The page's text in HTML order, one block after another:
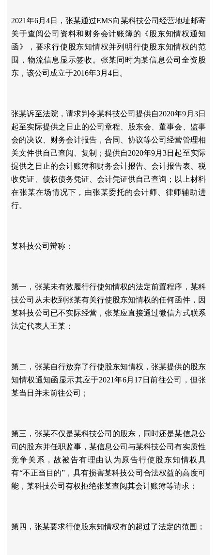
2021年6月4日，张某通过EMS向某科技公司经营地址邮寄
关于查阅公司资料和财务会计账簿的《股东知情权通知
函》，要求行使股东知情权并列明行使股东知情权的范
围，物流信息显示签收。张某同时为某信息公司全资股
东，该公司成立于2016年3月4日。
张某诉至法院，请求判令某科技公司提供自2020年9月3日
起至实际提供之日止的公司章程、股东会、董事会、监事
会的决议、财务会计报告，合同、协议等公司经营管理相
关文件供自己查阅、复制；提供自2020年9月3日起至实际
提供之日止的会计账簿和财务会计报告、会计报告表、税
收凭证、债权债务凭证、会计凭证供自己查询；以上材料
在张某在场情况下，由张某委托的会计师、律师辅助进
行。
某科技公司辩称：
第一，张某未有效履行行使知情权的法定前置程序，某科
技公司从未收到张某有关行使股东知情权的任何函件，因
某科技公司已不实际经营，张某应直接通过微信方式联系
法定代表人王某；
第二，张某自行放弃了行使股东知情权，张某提供的股东
知情权通知函显示其应于2021年6月17日前往公司，但张
某当日并未前往公司；
第三，张某不仅是某科技公司的股东，同时还是某信息公
司的股东并任职监事，某信息公司与某科技公司有实质性
竞争关系，故被告有理由认为原告行使股东知情权具
有“不正当目的”，具有损害某科技公司合法权益的高度可
能，某科技公司有权拒绝张某查阅其会计账簿等请求；
第四，张某要求行使股东知情权有的超过了法定的范围；